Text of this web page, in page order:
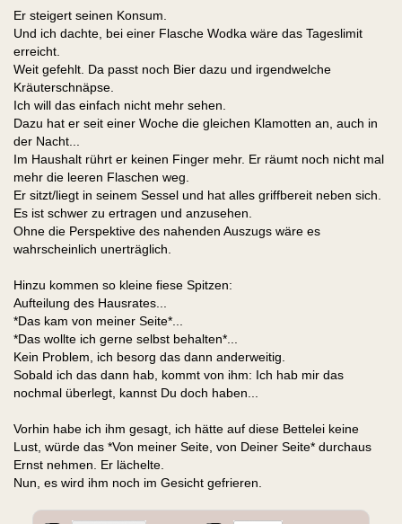
Er steigert seinen Konsum.
Und ich dachte, bei einer Flasche Wodka wäre das Tageslimit
erreicht.
Weit gefehlt. Da passt noch Bier dazu und irgendwelche
Kräuterschnäpse.
Ich will das einfach nicht mehr sehen.
Dazu hat er seit einer Woche die gleichen Klamotten an, auch in
der Nacht...
Im Haushalt rührt er keinen Finger mehr. Er räumt noch nicht mal
mehr die leeren Flaschen weg.
Er sitzt/liegt in seinem Sessel und hat alles griffbereit neben sich.
Es ist schwer zu ertragen und anzusehen.
Ohne die Perspektive des nahenden Auszugs wäre es
wahrscheinlich unerträglich.
Hinzu kommen so kleine fiese Spitzen:
Aufteilung des Hausrates...
*Das kam von meiner Seite*...
*Das wollte ich gerne selbst behalten*...
Kein Problem, ich besorg das dann anderweitig.
Sobald ich das dann hab, kommt von ihm: Ich hab mir das
nochmal überlegt, kannst Du doch haben...
Vorhin habe ich ihm gesagt, ich hätte auf diese Bettelei keine
Lust, würde das *Von meiner Seite, von Deiner Seite* durchaus
Ernst nehmen. Er lächelte.
Nun, es wird ihm noch im Gesicht gefrieren.